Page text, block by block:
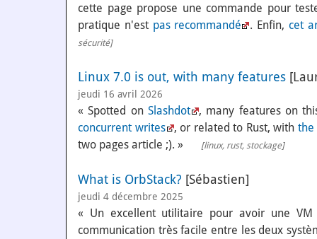
cette page propose une commande pour
pratique n'est pas recommandé . Enfin, cet
sécurité]
Linux 7.0 is out, with many features
jeudi 16 avril 2026
« Spotted onSlashdot
, many features on
concurrent writes
, or related to Rust, withthe
two pages article ;). »
[linux, rust, stockage]
What is OrbStack? [Sébastien]
jeudi 4 décembre 2025
« Un excellent utilitaire pour avoir une VM
communication très facile entre les deux